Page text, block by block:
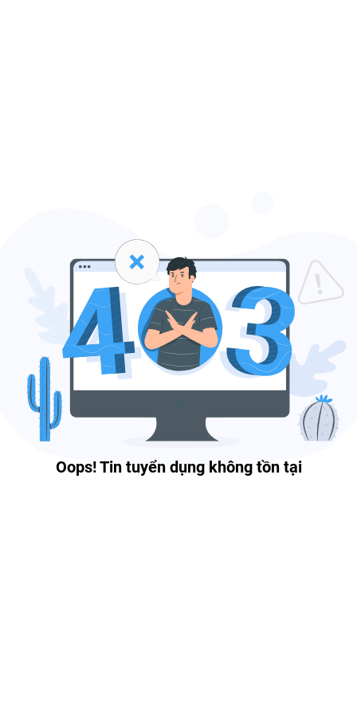
Oops! Tin tuyển dụng không tồn tại